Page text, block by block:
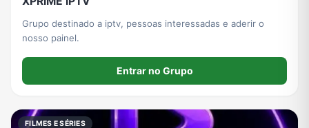
Grupo destinado a iptv, pessoas interessadas e aderir o
nosso painel.
Entrar no Grupo
FILMES E SÉRIES